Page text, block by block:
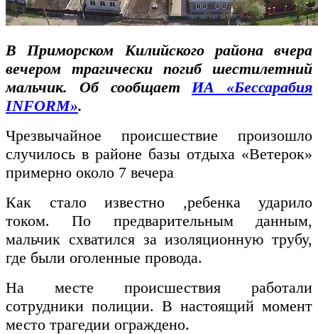
В Приморском Килийского района вчера
вечером трагически погиб шестилетний
мальчик. Об сообщает ИА «Бессарабия
INFORM».
Чрезвычайное происшествие произошло
случилось в районе базы отдыха «Ветерок»
примерно около 7 вечера
Как стало известно ,ребенка ударило
током. По предварительным данным,
мальчик схватился за изоляционную трубу,
где были оголенные провода.
На месте происшествия работали
сотрудники полиции. В настоящий момент
место трагедии ограждено.